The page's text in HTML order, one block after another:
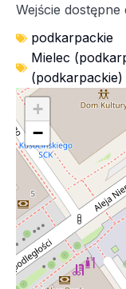
Wejście
podkarpackie
Mielec
(podkarpackie)
+
−